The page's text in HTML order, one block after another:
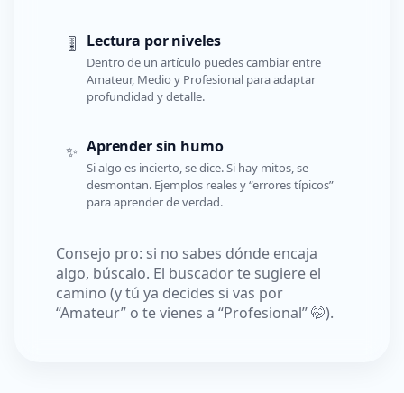
🎚️ Lectura por niveles
Dentro de un artículo puedes cambiar entre
Amateur, Medio y Profesional para adaptar
profundidad y detalle.
✨ Aprender sin humo
Si algo es incierto, se dice. Si hay mitos, se
desmontan. Ejemplos reales y “errores típicos”
para aprender de verdad.
Consejo pro: si no sabes dónde encaja
algo, búscalo. El buscador te sugiere el
camino (y tú ya decides si vas por
“Amateur” o te vienes a “Profesional” 🤭).